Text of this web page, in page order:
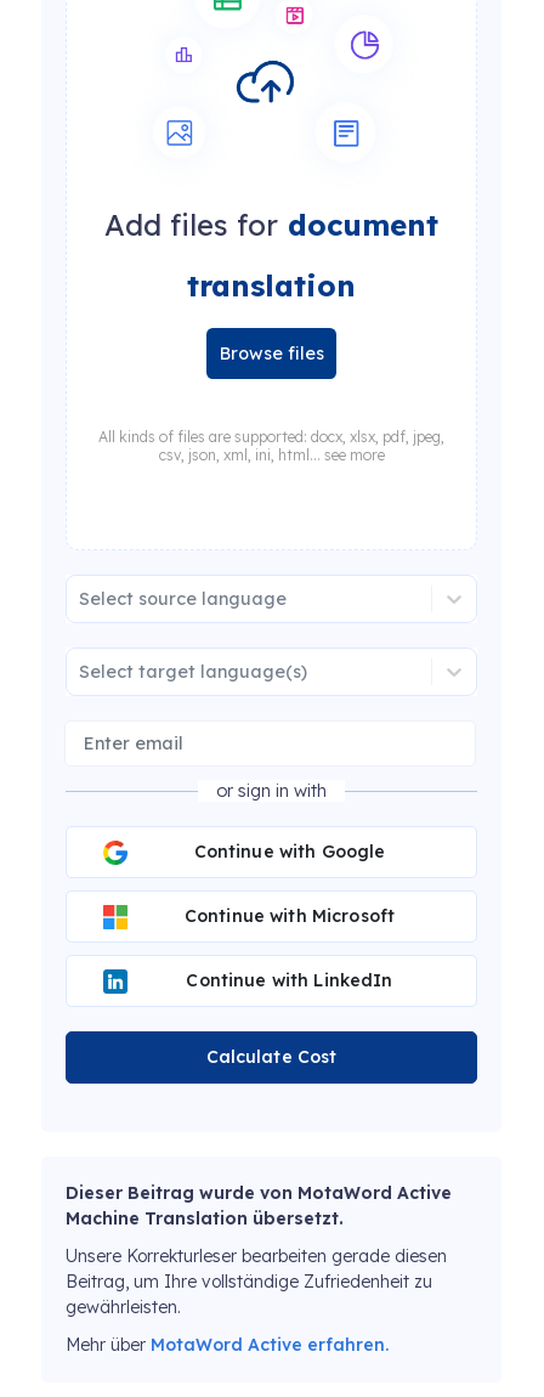
Add files for document
translation
Browse files
All kinds of files are supported: docx, xlsx, pdf, jpeg,
csv, json, xml, ini, html... see more
Select source language
Select target language(s)
or sign in with
Continue with Google
Continue with Microsoft
Continue with LinkedIn
Calculate Cost
Dieser Beitrag wurde von MotaWord Active
Machine Translation übersetzt.
Unsere Korrekturleser bearbeiten gerade diesen
Beitrag, um Ihre vollständige Zufriedenheit zu
gewährleisten.
Mehr über MotaWord Active erfahren.